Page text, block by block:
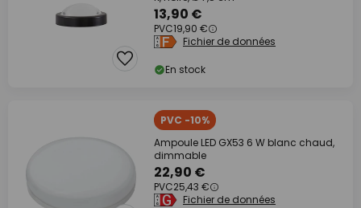
13,90 €
PVC19,90 €
Fichier de données
En stock
PVC -10%
Ampoule LED GX53 6 W blanc chaud,
dimmable
22,90 €
PVC25,43 €
Fichier de données